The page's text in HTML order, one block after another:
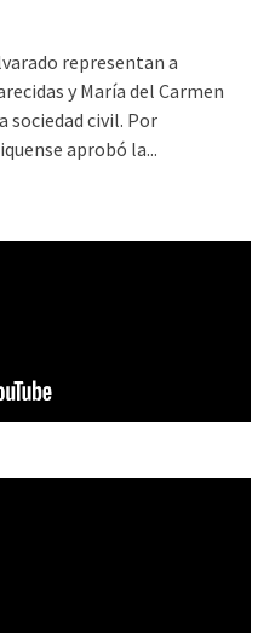
representan a
y María del Carmen
sociedad civil. Por
aprobó la...